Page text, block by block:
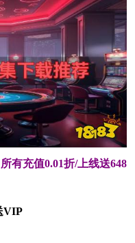
所有充值0.01折/上线送648
VIP